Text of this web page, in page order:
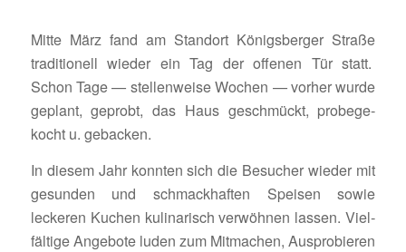
Mitte März fand am Standort Königs­berger Straße
tradi­tio­nell wieder ein Tag der offenen Tür statt.
Schon Tage — stel­len­weise Wochen — vorher wurde
geplant, geprobt, das Haus geschmückt, probe­ge­
kocht u. gebacken.
In diesem Jahr konnten sich die Besu­cher wieder mit
gesunden und schmack­haften Speisen sowie
leckeren Kuchen kuli­na­risch verwöhnen lassen. Viel­
fäl­tige Ange­bote luden zum Mitma­chen, Auspro­bieren